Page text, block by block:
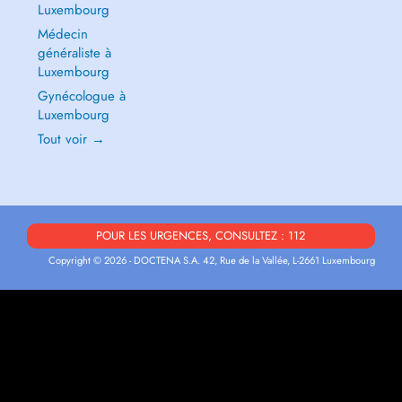
Luxembourg
Médecin
généraliste à
Luxembourg
Gynécologue à
Luxembourg
Tout voir →
POUR LES URGENCES, CONSULTEZ : 112
Copyright © 2026 - DOCTENA S.A. 42, Rue de la Vallée, L-2661 Luxembourg